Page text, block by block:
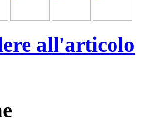
all'articolo